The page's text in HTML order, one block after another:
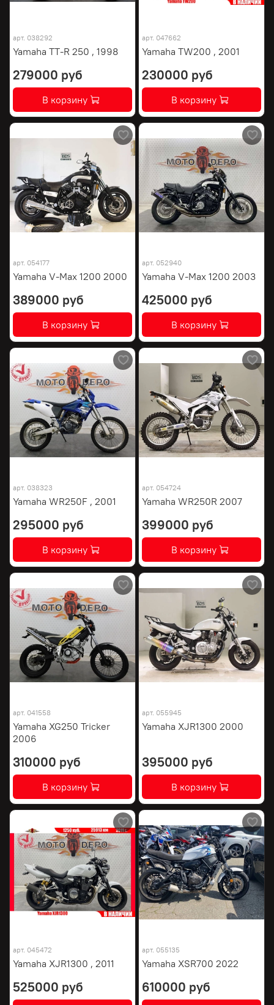
арт. 038292
Yamaha TT-R 250 , 1998
279000 руб
В корзину
арт. 047662
Yamaha TW200 , 2001
230000 руб
В корзину
арт. 054177
Yamaha V-Max 1200 2000
389000 руб
В корзину
арт. 052940
Yamaha V-Max 1200 2003
425000 руб
В корзину
арт. 038323
Yamaha WR250F , 2001
295000 руб
В корзину
арт. 054724
Yamaha WR250R 2007
399000 руб
В корзину
арт. 041558
Yamaha XG250 Tricker
2006
310000 руб
В корзину
арт. 055945
Yamaha XJR1300 2000
395000 руб
В корзину
арт. 045472
Yamaha XJR1300 , 2011
525000 руб
арт. 055135
Yamaha XSR700 2022
610000 руб